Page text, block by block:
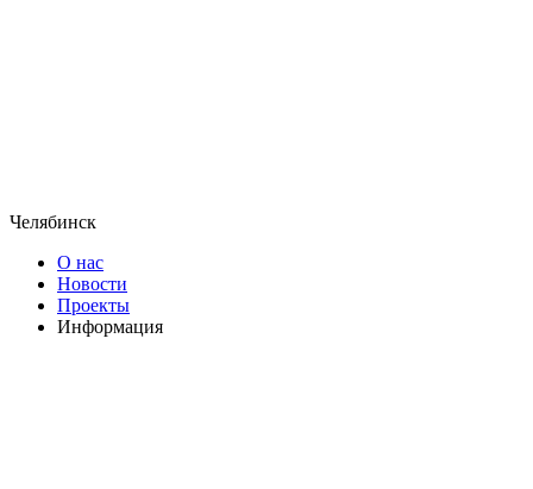
Челябинск
О нас
Новости
Проекты
Информация